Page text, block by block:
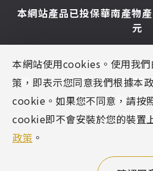
本網站產品已投保華南產物
元
© Caesar Sanitar. All
圖片及文字為凱撒衛浴版權所
Designed By
區域
本網站使用cookies。使用我
策，即表示您同意我們根據本
cookie。如果您不同意，請按
cookie即不會安裝於您的裝置
政策 。